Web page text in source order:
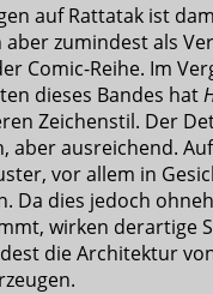
auf Rattatak ist
zumindest als
Comic-Reihe. Im
dieses Bandes hat
Zeichenstil. Der
aber ausreichend.
vor allem in
Da dies jedoch
wirken derartige
die Architektur